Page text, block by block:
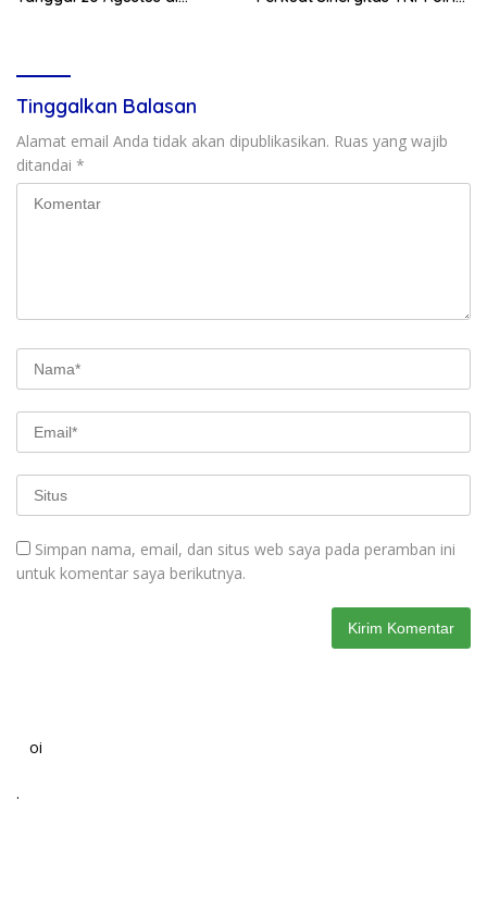
Tinggalkan Balasan
Alamat email Anda tidak akan dipublikasikan. Ruas yang wajib
ditandai *
Simpan nama, email, dan situs web saya pada peramban ini
untuk komentar saya berikutnya.
oi
.